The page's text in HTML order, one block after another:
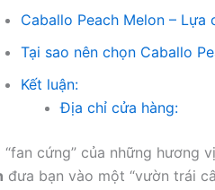
Caballo Peach Melon – Lựa
Tại sao nên chọn Caballo
Kết luận:
Địa chỉ cửa hàng:
“fan cứng” của những hương
đưa bạn vào một “vườn trái